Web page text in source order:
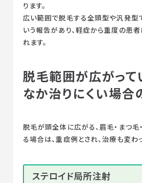
ります。
広い範囲で脱毛する全頭型や汎発型
いう報告があり、軽症から重度の患
れます。
脱毛範囲が広がって
なか治りにくい場合
脱毛が頭全体に広がる、眉毛・まつ毛
る場合は、重症例とされ、治療も変わ
ステロイド局所注射